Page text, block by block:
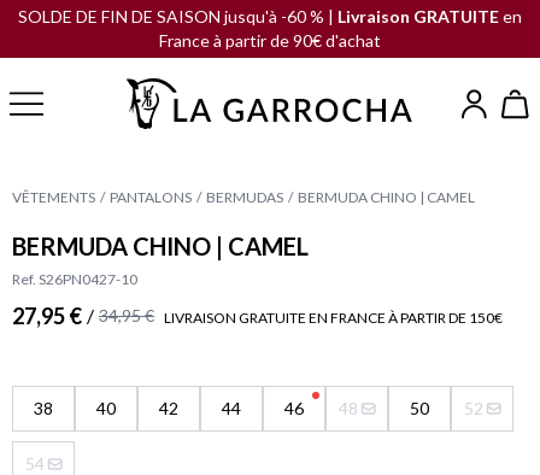
SOLDE DE FIN DE SAISON jusqu'à -60 % | Livraison GRATUITEen
France à partir de 90€ d'achat
VÊTEMENTS PANTALONS BERMUDAS BERMUDA CHINO | CAMEL
BERMUDA CHINO | CAMEL
Ref. S26PN0427-10
27,95 € / 34,95 € LIVRAISON GRATUITE EN FRANCE À PARTIR DE 150€
38 40 42 44 46 48 50 52
54